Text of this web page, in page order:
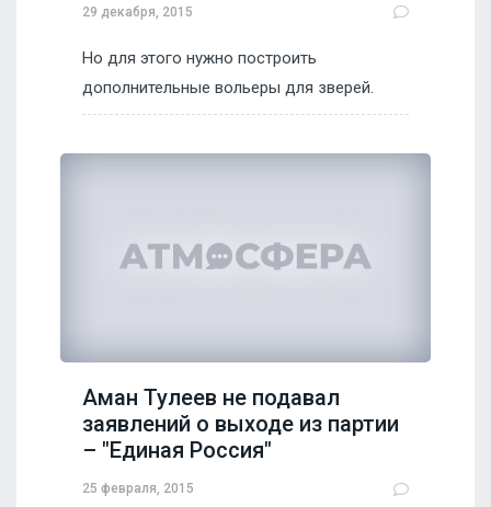
29 декабря, 2015
Но для этого нужно построить
дополнительные вольеры для зверей.
Аман Тулеев не подавал
заявлений о выходе из партии
– "Единая Россия"
25 февраля, 2015